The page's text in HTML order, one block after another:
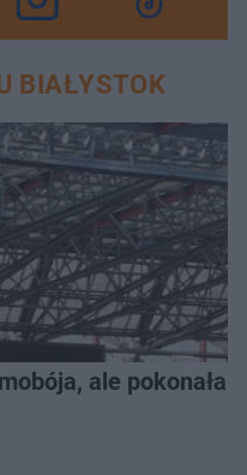
BIAŁYSTOK
ale pokonała